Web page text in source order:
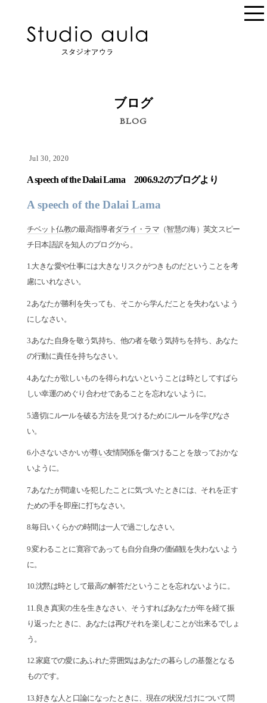
ブログ
BLOG
Jul 30, 2020
A speech of the Dalai Lama 2006.9.2のブログより
A speech of the Dalai Lama
チベット仏教の最高指導者ダライ・ラマ（智慧の海）英文スピー
チ日本語訳を知人のブログから。
1.大きな愛や仕事には大きなリスクがつきものだということを考
慮にいれなさい。
2.あなたが勝利を失っても、そこから学んだことを失わないよう
にしなさい。
3.あなた自身を敬う気持ち、他の者を敬う気持ちを持ち、あなた
の行動に責任を持ちなさい。
4.あなたが欲しいものを得られないということは時としてすばら
しい幸運のめぐり合わせであることを忘れないように。
5.適切にルールを破る方法を見つけるためにルールを学びなさ
い。
6.小さないさかいが尊い友情関係を傷つけることを放っておかな
いように。
7.あなたが間違いを犯したことに気づいたときには、それを正す
ための手を即座に打ちなさい。
8.毎日いくらかの時間は一人で過ごしなさい。
9.変わることに寛容であっても自分自身の価値観を失わないよう
に。
10.沈黙は時として最高の解答だということを忘れないように。
11.良き真実の生を生きなさい、そうすればあなたが年を経て振
り返ったときに、あなたは再びそれを楽しむことが出来るでしょ
う。
12.家庭での愛にあふれた雰囲気はあなたの暮らしの基盤となる
ものです。
13.好きな人と口論になったときに、現在の状況だけについて問